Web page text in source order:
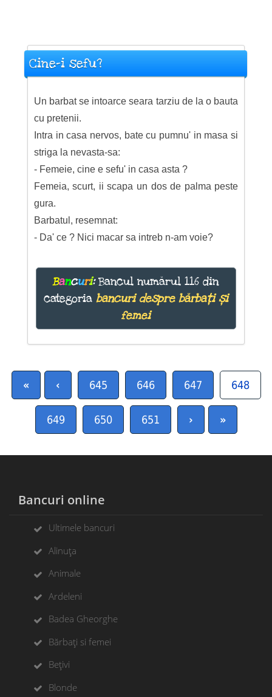
Cine-i sefu?
Un barbat se intoarce seara tarziu de la o bauta
cu pretenii.
Intra in casa nervos, bate cu pumnu' in masa si
striga la nevasta-sa:
- Femeie, cine e sefu' in casa asta ?
Femeia, scurt, ii scapa un dos de palma peste
gura.
Barbatul, resemnat:
- Da' ce ? Nici macar sa intreb n-am voie?
Bancuri:Bancul numărul 116 din
categoria bancuri despre bărbați și
femei
« ‹ 645 646 647 648
649 650 651 › »
Bancuri online
Ultimele bancuri
Alinuța
Animale
Ardeleni
Badea Gheorghe
Bărbați si femei
Bețivi
Blonde